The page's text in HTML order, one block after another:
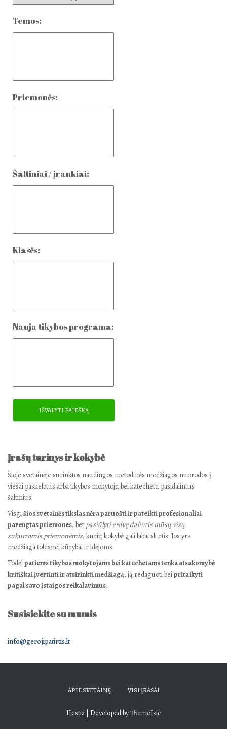
Temos:
Priemonės:
Šaltiniai / įrankiai:
Klasės:
Nauja tikybos programa:
Įrašų turinys ir kokybė
Šioje svetainėje surinktos naudingos metodinės medžiagos nuorodos į
viešai paskelbtus arba tikybos mokytojų bei katechetų pasidalintus
šaltinius.
Visgišios svetainės tikslas nėra paruošti ir pateikti profesionaliai
parengtas priemones, bet pasiūlyti erdvę dalintis mūsų visų
sukurtomis priemonėmis, kurių kokybė gali labai skirtis. Jos yra
medžiaga tolesnei kūrybai ir idėjoms.
Todėlpatiems tikybos mokytojams bei katechetams tenka atsakomybė
kritiškai įvertinti ir atsirinkti medžiagą, ją redaguoti beipritaikyti
pagal savo įstaigos reikalavimus.
Susisiekite su mumis
info@gerojipatirtis.lt
APIE SVETAINĘ VISI ĮRAŠAI
Hestia | Developed byThemeIsle